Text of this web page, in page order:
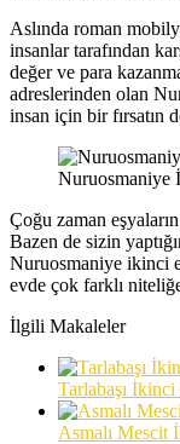
Aslında roman
insanlar tarafından
değer ve para
adreslerinden olan
insan için bir fırsatın
Nuruosmaniye
Çoğu zaman
Bazen de sizin
Nuruosmaniye ikinci
evde çok farklı
İlgili Makaleler
Tarlabaşı
Asmalı Mescit